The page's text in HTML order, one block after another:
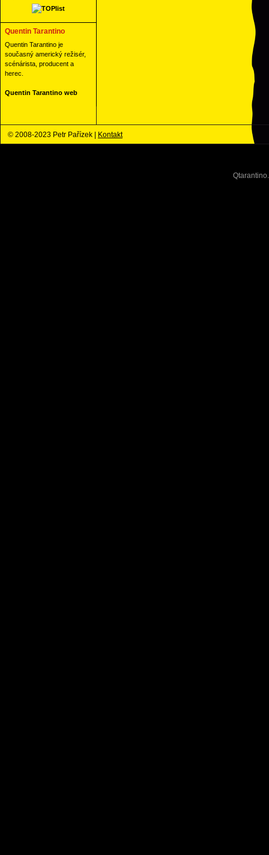
Quentin Tarantino
Quentin Tarantino je
současný americký režisér,
scénárista, producent a
herec.
Quentin Tarantino web
© 2008-2023 Petr Pařízek | Kontakt